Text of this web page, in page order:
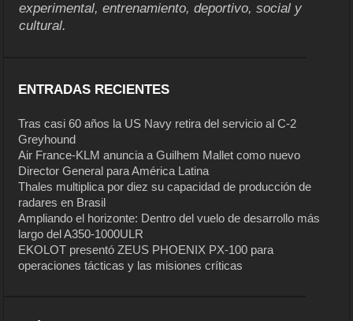
experimental, entrenamiento, deportivo, social y
cultural.
ENTRADAS RECIENTES
Tras casi 60 años la US Navy retira del servicio al C-2
Greyhound
Air France-KLM anuncia a Guilhem Mallet como nuevo
Director General para América Latina
Thales multiplica por diez su capacidad de producción de
radares en Brasil
Ampliando el horizonte: Dentro del vuelo de desarrollo más
largo del A350-1000ULR
EKOLOT presentó ZEUS PHOENIX PX-100 para
operaciones tácticas y las misiones críticas